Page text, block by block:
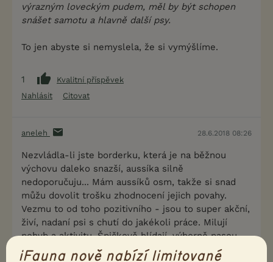
výrazným loveckým pudem, měl by být schopen
snášet samotu a hlavně další psy.
To jen abyste si nemyslela, že si vymýšlíme.
1
Kvalitní příspěvek
Nahlásit
Citovat
aneleh 28.6.2018 08:26
Nezvládla-li jste borderku, která je na běžnou
výchovu daleko snazší, aussíka silně
nedoporučuju... Mám aussíků osm, takže si snad
můžu dovolit trošku zhodnocení jejich povahy.
Vezmu to od toho pozitivního - jsou to super akční,
živí, nadaní psi s chutí do jakékoli práce. Milují
pohyb a aktivitu. Špičkově hlídají, výborně pasou,
jsou to skvělí rodinní psi.
iFauna nově nabízí limitované